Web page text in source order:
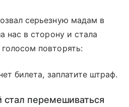
серьезную мадам в
нас в сторону и стала
повторять:
билета, заплатите штраф.
перемешиваться